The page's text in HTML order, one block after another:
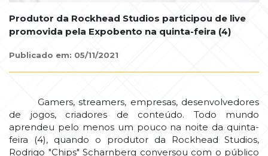
Produtor da Rockhead Studios participou de live
promovida pela Expobento na quinta-feira (4)
Publicado em: 05/11/2021
Gamers, streamers, empresas, desenvolvedores
de jogos, criadores de conteúdo. Todo mundo
aprendeu pelo menos um pouco na noite da quinta-
feira (4), quando o produtor da Rockhead Studios,
Rodrigo "Chips" Scharnberg conversou com o público